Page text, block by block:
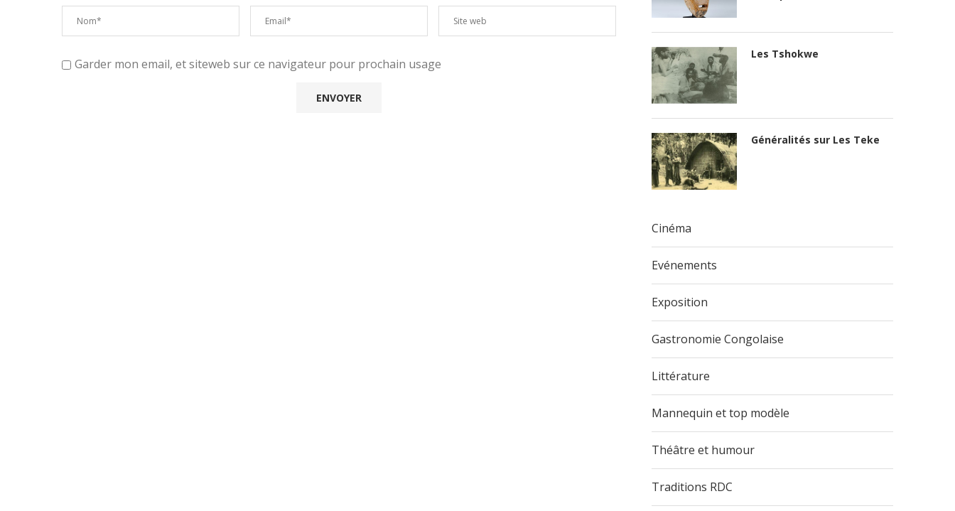
Garder mon email, et siteweb sur ce navigateur pour prochain usage
Les Tshokwe
Généralités sur Les Teke
Cinéma
Evénements
Exposition
Gastronomie Congolaise
Littérature
Mannequin et top modèle
Théâtre et humour
Traditions RDC